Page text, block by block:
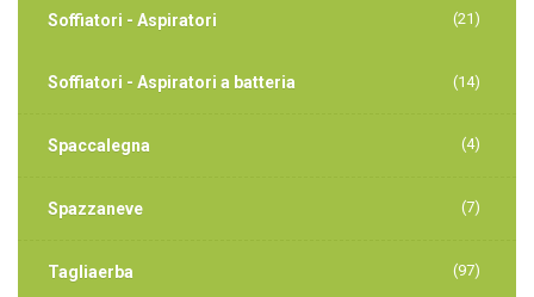
Soffiatori - Aspiratori (21)
Soffiatori - Aspiratori a batteria (14)
Spaccalegna (4)
Spazzaneve (7)
Tagliaerba (97)